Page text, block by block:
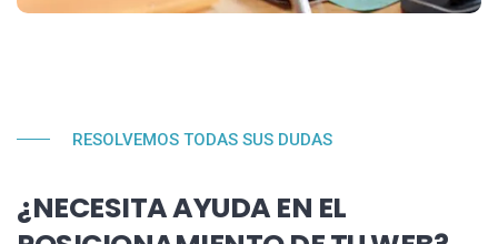
RESOLVEMOS TODAS SUS DUDAS
¿NECESITA AYUDA EN EL